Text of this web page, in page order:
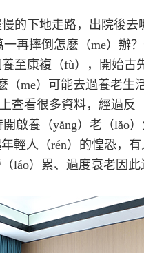
的下地走路，出院後去
再摔倒怎麽（me）辦
康複（fù），開始古
me）可能去過養老生
查看很多資料，經過反
啟養（yǎng）老（lǎo）
輕人（rén）的惶恐，
láo）累、過度衰老因